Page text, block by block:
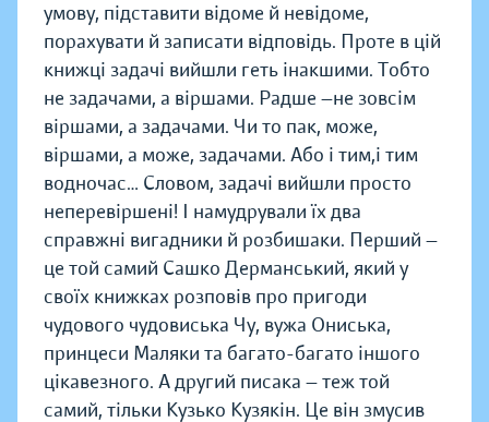
умову, підставити відоме й невідоме,
порахувати й записати відповідь. Проте в цій
книжці задачі вийшли геть інакшими. Тобто
не задачами, а віршами. Радше —не зовсім
віршами, а задачами. Чи то пак, може,
віршами, а може, задачами. Або і тим,і тим
водночас… Словом, задачі вийшли просто
неперевіршені! І намудрували їх два
справжні вигадники й розбишаки. Перший —
це той самий Сашко Дерманський, який у
своїх книжках розповів про пригоди
чудового чудовиська Чу, вужа Ониська,
принцеси Маляки та багато-багато іншого
цікавезного. А другий писака — теж той
самий, тільки Кузько Кузякін. Це він змусив